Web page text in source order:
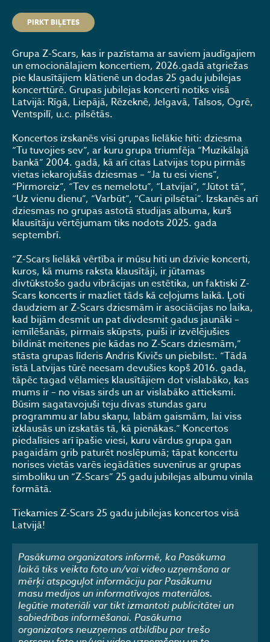
PIRKT BIĻETES
Grupa Z-Scars, kas ir pazīstama ar saviem jaudīgajiem
un emocionālajiem koncertiem, 2026.gadā atgriežas
pie klausītājiem klātienē un dodas 25 gadu jubilejas
koncerttūrē. Grupas jubilejas koncerti notiks visā
Latvijā: Rīgā, Liepājā, Rēzeknē, Jelgavā, Talsos, Ogrē,
Ventspilī, u.c. pilsētās.
Koncertos izskanēs visi grupas lielākie hiti: dziesma
“Tu tuvojies sev”, ar kuru grupa triumfēja “Muzikālajā
bankā” 2004. gadā, kā arī citas Latvijas topu pirmās
vietas iekarojušās dziesmas – “Ja tu esi viens”,
“Pirmoreiz”, “Tev es nemelotu”, “Latvijai”, “Jūtot tā”,
“Uz vienu dienu”, “Varbūt”, “Cauri pilsētai”. Izskanēs arī
dziesmas no grupas astotā studijas albuma, kurš
klausītāju vērtējumam tiks nodots 2025. gada
septembrī.
“Z-Scars lielākā vērtība ir mūsu hiti un dzīvie koncerti,
kuros, kā mums raksta klausītāji, ir jūtamas
divtūkstošo gadu vibrācijas un estētika, un faktiski Z-
Scars koncerts ir mazliet tāds kā ceļojums laikā. Ļoti
daudziem ar Z-Scars dziesmām ir asociācijas no laika,
kad bijām desmit un pat divdesmit gadus jaunāki –
iemīlēšanās, pirmais skūpsts, puiši ir izvēlējušies
bildināt meitenes pie kādas no Z-Scars dziesmām,”
stāsta grupas līderis Andris Kivičs un piebilst:. “Tādā
īstā Latvijas tūrē neesam devušies kopš 2016. gada,
tāpēc tagad vēlamies klausītājiem dot vislabāko, kas
mums ir – no visas sirds un ar vislabāko attieksmi.
Būsim sagatavojuši teju divas stundas garu
programmu ar labu skaņu, labām gaismām, lai viss
izklausās un izskatās tā, kā pienākas.” Koncertos
piedalīsies arī īpašie viesi, kuru vārdus grupa gan
pagaidām grib paturēt noslēpumā; tāpat koncertu
norises vietās varēs iegādāties suvenīrus ar grupas
simboliku un “Z-Scars” 25 gadu jubilejas albumu vinila
formātā.
Tiekamies Z-Scars 25 gadu jubilejas koncertos visā
Latvijā!
Pasākuma organizators informē, ka Pasākuma
laikā tiks veikta foto un/vai video uzņemšana ar
mērķi atspoguļot informāciju par Pasākumu
masu medijos un informatīvajos materiālos.
Iegūtie materiāli var tikt izmantoti publicitātei un
sabiedrības informēšanai. Pasākuma
organizators neuzņemas atbildību par trešo